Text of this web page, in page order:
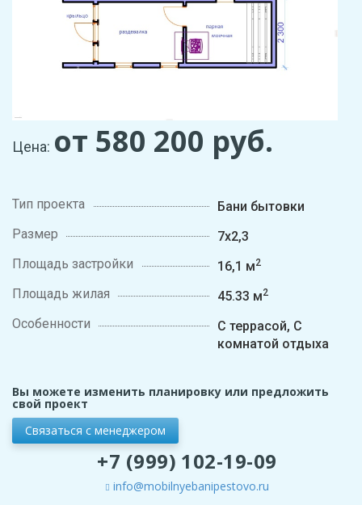
Цена: от 580 200 руб.
Тип проекта
Бани бытовки
Размер
7х2,3
Площадь застройки
16,1 м2
Площадь жилая 45.33 м2
Особенности
С террасой, С
комнатой отдыха
Вы можете изменить планировку или предложить
свой проект
Связаться с менеджером
+7 (999) 102-19-09
info@mobilnyebanipestovo.ru